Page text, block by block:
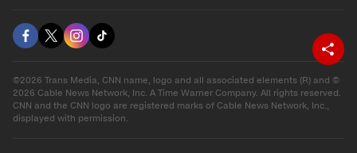
©2026 Trans Media, CNN name, logo and all associated elements (R) and ©
2026 Cable News Network, Inc. A Time Warner Company. All rights reserved.
CNN and the CNN logo are registered marks of Cable News Network, Inc.,
displayed with permission.